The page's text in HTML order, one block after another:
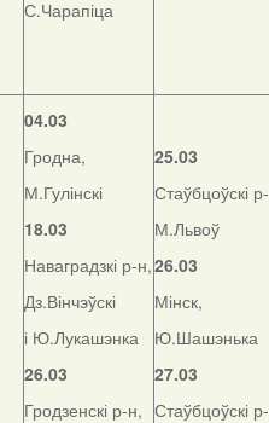
С.Чарапіца
04.03
Гродна,
М.Гулінскі
18.03
Наваградзкі р-н,
Дз.Вінчэўскі
і Ю.Лукашэнка
26.03
Гродзенскі р-н,
25.03
Стаўбцоўскі
М.Львоў
26.03
Мінск,
Ю.Шашэнька
27.03
Стаўбцоўскі